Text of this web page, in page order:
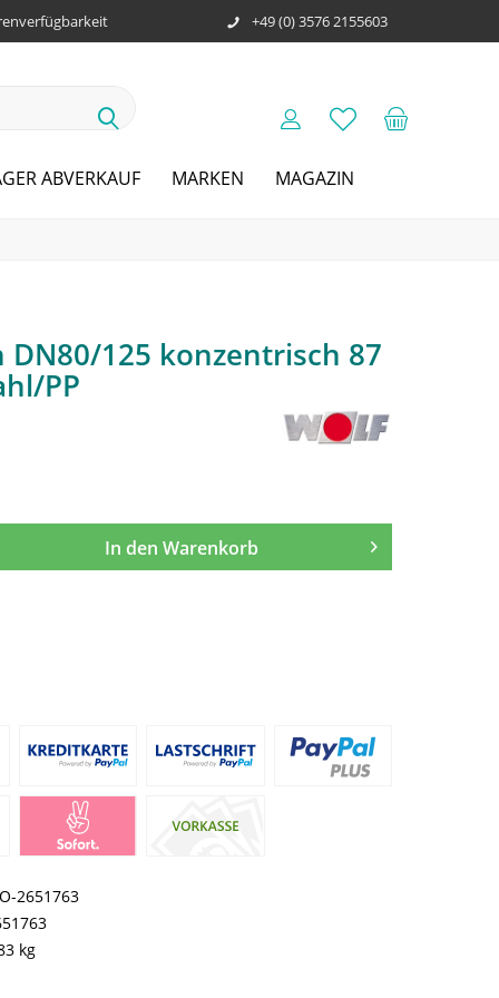
+49 (0) 3576 2155603
ABVERKAUF MARKEN MAGAZIN
DN80/125 konzentrisch 87
PP
In den Warenkorb
2651763
kg